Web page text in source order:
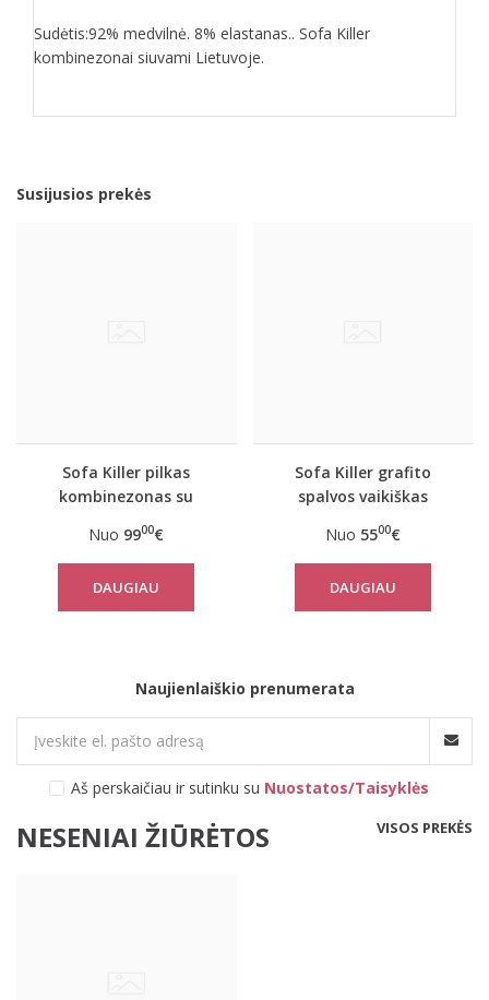
Sudėtis:92% medvilnė. 8% elastanas.. Sofa Killer
kombinezonai siuvami Lietuvoje.
Susijusios prekės
Sofa Killer pilkas
kombinezonas su
Nuo 9900€
DAUGIAU
Sofa Killer grafito
spalvos vaikiškas
Nuo 5500€
DAUGIAU
Naujienlaiškio prenumerata
Aš perskaičiau ir sutinku su Nuostatos/Taisyklės
NESENIAI ŽIŪRĖTOS VISOS PREKĖS